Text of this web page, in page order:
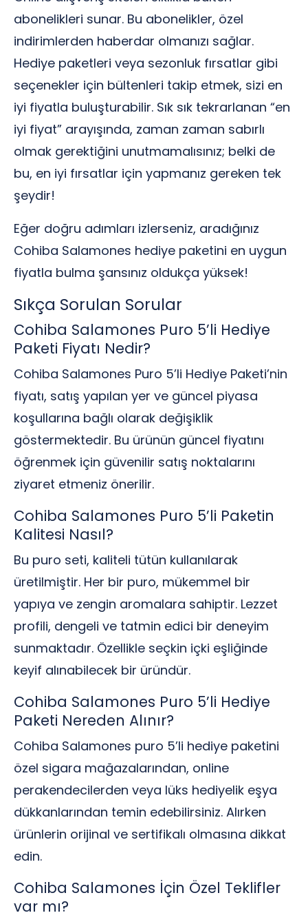
abonelikleri sunar. Bu abonelikler, özel
indirimlerden haberdar olmanızı sağlar.
Hediye paketleri veya sezonluk fırsatlar gibi
seçenekler için bültenleri takip etmek, sizi en
iyi fiyatla buluşturabilir. Sık sık tekrarlanan “en
iyi fiyat” arayışında, zaman zaman sabırlı
olmak gerektiğini unutmamalısınız; belki de
bu, en iyi fırsatlar için yapmanız gereken tek
şeydir!
Eğer doğru adımları izlerseniz, aradığınız
Cohiba Salamones hediye paketini en uygun
fiyatla bulma şansınız oldukça yüksek!
Sıkça Sorulan Sorular
Cohiba Salamones Puro 5’li Hediye
Paketi Fiyatı Nedir?
Cohiba Salamones Puro 5’li Hediye Paketi’nin
fiyatı, satış yapılan yer ve güncel piyasa
koşullarına bağlı olarak değişiklik
göstermektedir. Bu ürünün güncel fiyatını
öğrenmek için güvenilir satış noktalarını
ziyaret etmeniz önerilir.
Cohiba Salamones Puro 5’li Paketin
Kalitesi Nasıl?
Bu puro seti, kaliteli tütün kullanılarak
üretilmiştir. Her bir puro, mükemmel bir
yapıya ve zengin aromalara sahiptir. Lezzet
profili, dengeli ve tatmin edici bir deneyim
sunmaktadır. Özellikle seçkin içki eşliğinde
keyif alınabilecek bir üründür.
Cohiba Salamones Puro 5’li Hediye
Paketi Nereden Alınır?
Cohiba Salamones puro 5’li hediye paketini
özel sigara mağazalarından, online
perakendecilerden veya lüks hediyelik eşya
dükkanlarından temin edebilirsiniz. Alırken
ürünlerin orijinal ve sertifikalı olmasına dikkat
edin.
Cohiba Salamones İçin Özel Teklifler
var mı?